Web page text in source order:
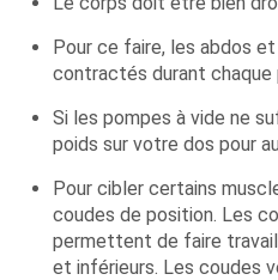
Pour ce faire, les abdos
contractés durant chaque
Si les pompes à vide ne
poids sur votre dos pour
Pour cibler certains
coudes de position. Les
permettent de faire
et inférieurs. Les coudes